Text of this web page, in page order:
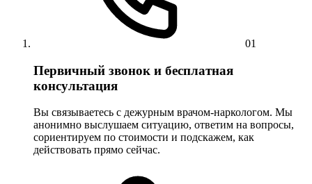
01
Первичный звонок и бесплатная
консультация
Вы связываетесь с дежурным врачом-наркологом. Мы
анонимно выслушаем ситуацию, ответим на вопросы,
сориентируем по стоимости и подскажем, как
действовать прямо сейчас.